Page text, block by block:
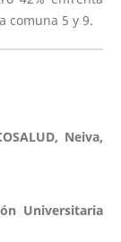
comuna 5 y 9.
Neiva,
Universitaria